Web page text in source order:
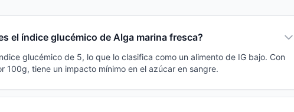
el índice glucémico de Alga marina fresca?
glucémico de 5, lo que lo clasifica como un alimento de IG bajo. Con
100g, tiene un impacto mínimo en el azúcar en sangre.